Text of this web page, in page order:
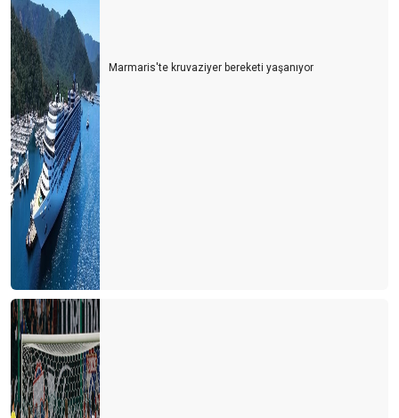
Marmaris'te kruvaziyer bereketi yaşanıyor